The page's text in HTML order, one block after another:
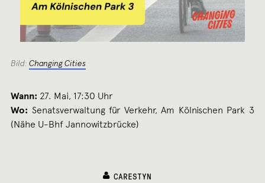
Bild: Changing Cities
Wann: 27. Mai, 17:30 Uhr
Wo: Senatsverwaltung für Verkehr, Am Kölnischen Park 3
(Nähe U-Bhf Jannowitzbrücke)
CARESTYN